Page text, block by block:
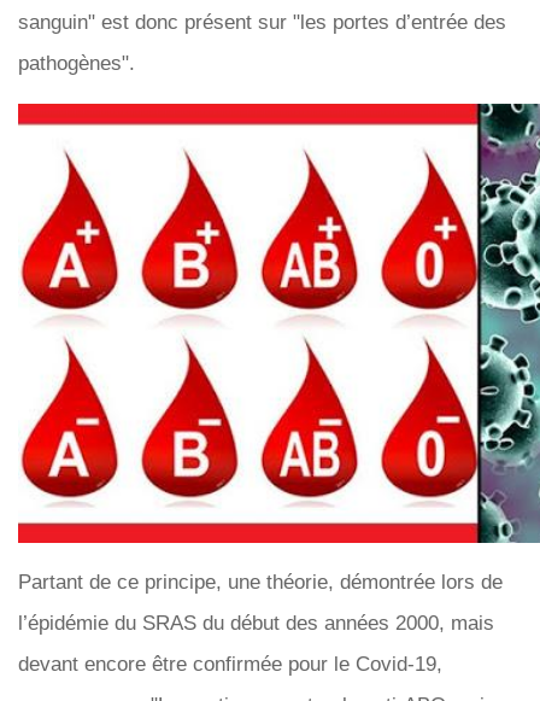
sanguin" est donc présent sur "les portes d’entrée des
pathogènes".
Partant de ce principe, une théorie, démontrée lors de
l’épidémie du SRAS du début des années 2000, mais
devant encore être confirmée pour le Covid-19,